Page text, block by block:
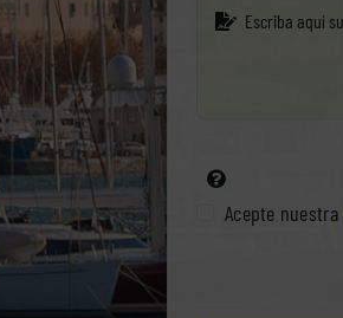
Acepte nuestra